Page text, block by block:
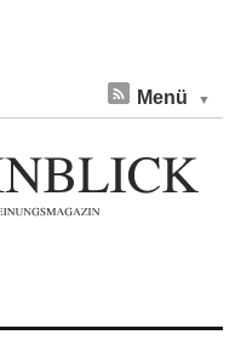
Menü